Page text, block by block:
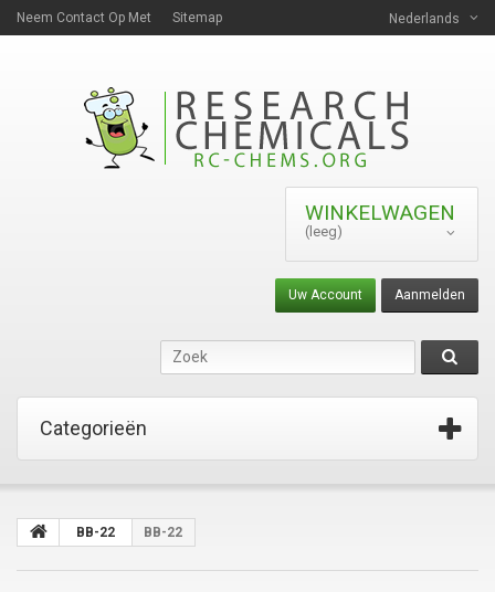
Nederlands
Neem Contact Op Met Sitemap
WINKELWAGEN
(leeg)
Aanmelden
Uw Account
Categorieën
BB-22 BB-22